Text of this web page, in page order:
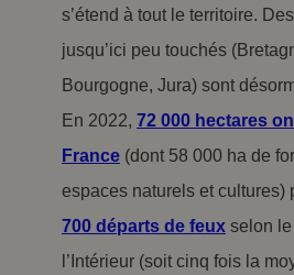
s’étend à tout le territoire.
jusqu’ici peu touchés
Bourgogne, Jura) sont
En 2022, 72 000 hectares
France (dont 58 000 ha de
espaces naturels et cultures)
700 départs de feux selon
l’Intérieur (soit cinq fois la